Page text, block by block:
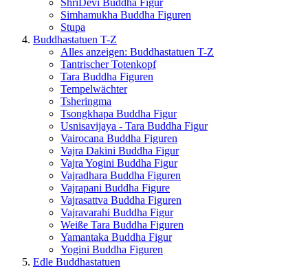
ShriDevi Buddha Figur
Simhamukha Buddha Figuren
Stupa
Buddhastatuen T-Z
Alles anzeigen: Buddhastatuen T-Z
Tantrischer Totenkopf
Tara Buddha Figuren
Tempelwächter
Tsheringma
Tsongkhapa Buddha Figur
Usnisavijaya - Tara Buddha Figur
Vairocana Buddha Figuren
Vajra Dakini Buddha Figur
Vajra Yogini Buddha Figur
Vajradhara Buddha Figuren
Vajrapani Buddha Figure
Vajrasattva Buddha Figuren
Vajravarahi Buddha Figur
Weiße Tara Buddha Figuren
Yamantaka Buddha Figur
Yogini Buddha Figuren
Edle Buddhastatuen